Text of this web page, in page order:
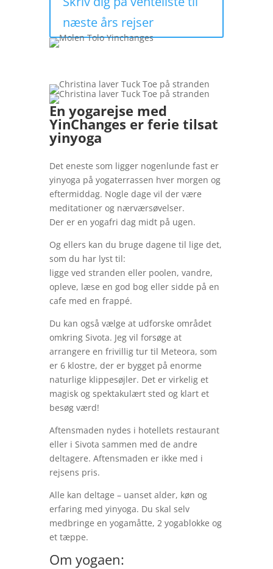
næste års rejser
En yogarejse med
YinChanges er ferie tilsat
yinyoga
Det eneste som ligger nogenlunde fast er
yinyoga på yogaterrassen hver morgen og
eftermiddag. Nogle dage vil der være
meditationer og nærværsøvelser.
Der er en yogafri dag midt på ugen.
Og ellers kan du bruge dagene til lige det,
som du har lyst til:
ligge ved stranden eller poolen, vandre,
opleve, læse en god bog eller sidde på en
cafe med en frappé.
Du kan også vælge at udforske området
omkring Sivota. Jeg vil forsøge at
arrangere en frivillig tur til Meteora, som
er 6 klostre, der er bygget på enorme
naturlige klippesøjler. Det er virkelig et
magisk og spektakulært sted og klart et
besøg værd!
Aftensmaden nydes i hotellets restaurant
eller i Sivota sammen med de andre
deltagere. Aftensmaden er ikke med i
rejsens pris.
Alle kan deltage – uanset alder, køn og
erfaring med yinyoga. Du skal selv
medbringe en yogamåtte, 2 yogablokke og
et tæppe.
Om yogaen: